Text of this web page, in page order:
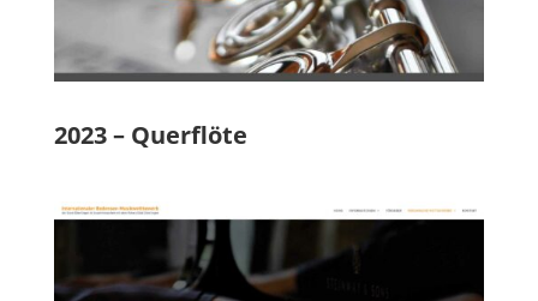
2023 – Querflöte